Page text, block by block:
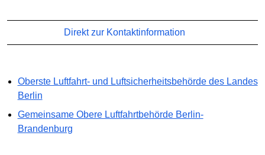
Direkt zur Kontaktinformation
Oberste Luftfahrt- und Luftsicherheitsbehörde des Landes
Berlin
Gemeinsame Obere Luftfahrtbehörde Berlin-
Brandenburg